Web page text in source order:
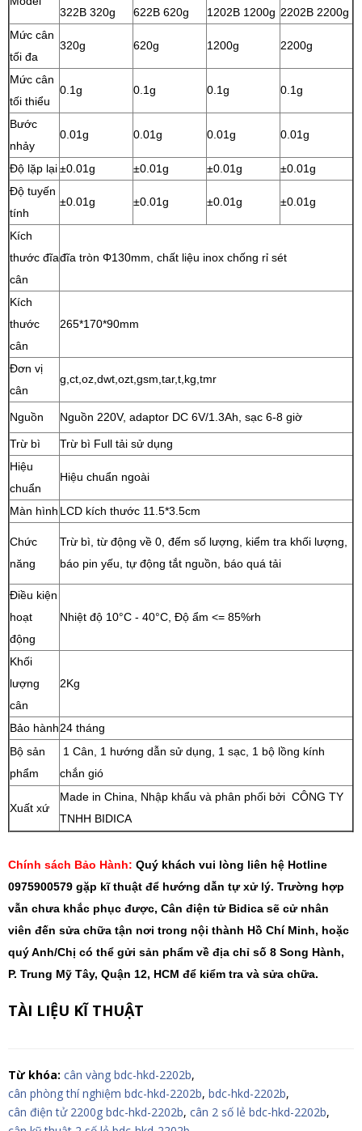
322B 320g
622B 620g 1202B 1200g 2202B 2200g
Mức cân
tối đa
320g 620g 1200g 2200g
Mức cân
tối thiểu
0.1g 0.1g 0.1g 0.1g
Bước
nhảy
0.01g 0.01g 0.01g 0.01g
Độ lặp lại±0.01g ±0.01g ±0.01g
±0.01g
Độ tuyến
tính
±0.01g ±0.01g ±0.01g ±0.01g
Kích
thước đĩa
cân
đĩa tròn Φ130mm, chất liệu inox chống rỉ sét
Kích
thước
cân
265*170*90mm
Đơn vị
cân
g,ct,oz,dwt,ozt,gsm,tar,t,kg,tmr
Nguồn Nguồn 220V, adaptor DC 6V/1.3Ah, sạc 6-8 giờ
Trừ bì
Trừ bì Full tải sử dụng
Hiệu
chuẩn
Hiệu chuẩn ngoài
Màn hình LCD kích thước 11.5*3.5cm
Chức
năng
Trừ bì, từ động về 0, đếm số lượng, kiểm tra khối lượng,
báo pin yếu, tự động tắt nguồn, báo quá tải
Điều kiện
hoạt
động
Nhiệt độ 10°C - 40°C, Độ ẩm <= 85%rh
Khối
lượng
cân
2Kg
Bảo hành24 tháng
Bộ sản
phẩm
1 Cân, 1 hướng dẫn sử dụng, 1 sạc, 1 bộ lồng kính
chắn gió
Xuất xứ
Made in China, Nhập khẩu và phân phối bởi CÔNG TY
TNHH BIDICA
Chính sách Bảo Hành: Quý khách vui lòng liên hệ Hotline
0975900579 gặp kĩ thuật để hướng dẫn tự xử lý. Trường hợp
vẫn chưa khắc phục được, Cân điện tử Bidica sẽ cử nhân
viên đến sửa chữa tận nơi trong nội thành Hồ Chí Minh, hoặc
quý Anh/Chị có thể gửi sản phẩm về địa chỉ số 8 Song Hành,
P. Trung Mỹ Tây, Quận 12, HCM để kiểm tra và sửa chữa.
TÀI LIỆU KĨ THUẬT
Từ khóa: cân vàng bdc-hkd-2202b,
cân phòng thí nghiệm bdc-hkd-2202b, bdc-hkd-2202b,
cân điện tử 2200g bdc-hkd-2202b, cân 2 số lẻ bdc-hkd-2202b,